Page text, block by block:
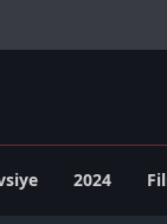
2024